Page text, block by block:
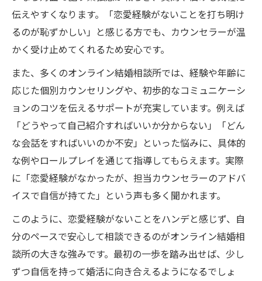
伝えやすくなります。「恋愛経験がないことを打ち明け
るのが恥ずかしい」と感じる方でも、カウンセラーが温
かく受け止めてくれるため安心です。
また、多くのオンライン結婚相談所では、経験や年齢に
応じた個別カウンセリングや、初歩的なコミュニケーシ
ョンのコツを伝えるサポートが充実しています。例えば
「どうやって自己紹介すればいいか分からない」「どん
な会話をすればいいのか不安」といった悩みに、具体的
な例やロールプレイを通じて指導してもらえます。実際
に「恋愛経験がなかったが、担当カウンセラーのアドバ
イスで自信が持てた」という声も多く聞かれます。
このように、恋愛経験がないことをハンデと感じず、自
分のペースで安心して相談できるのがオンライン結婚相
談所の大きな強みです。最初の一歩を踏み出せば、少し
ずつ自信を持って婚活に向き合えるようになるでしょ